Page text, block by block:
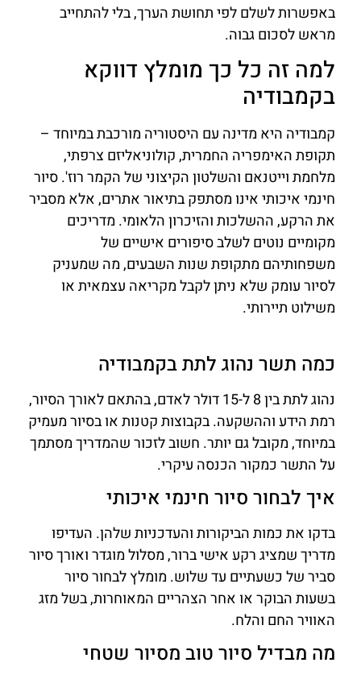
באפשרות לשלם לפי תחושת הערך, בלי להתחייב
מראש לסכום גבוה.
למה זה כל כך מומלץ דווקא
בקמבודיה
קמבודיה היא מדינה עם היסטוריה מורכבת במיוחד –
תקופת האימפריה החמרית, קולוניאליזם צרפתי,
מלחמת וייטנאם והשלטון הקיצוני של הקמר רוז'. סיור
חינמי איכותי אינו מסתפק בתיאור אתרים, אלא מסביר
את הרקע, ההשלכות והזיכרון הלאומי. מדריכים
מקומיים נוטים לשלב סיפורים אישיים של
משפחותיהם מתקופת שנות השבעים, מה שמעניק
לסיור עומק שלא ניתן לקבל מקריאה עצמאית או
משילוט תיירותי.
כמה תשר נהוג לתת בקמבודיה
נהוג לתת בין 8 ל-15 דולר לאדם, בהתאם לאורך הסיור,
רמת הידע וההשקעה. בקבוצות קטנות או בסיור מעמיק
במיוחד, מקובל גם יותר. חשוב לזכור שהמדריך מסתמך
על התשר כמקור הכנסה עיקרי.
איך לבחור סיור חינמי איכותי
בדקו את כמות הביקורות והעדכניות שלהן. העדיפו
מדריך שמציג רקע אישי ברור, מסלול מוגדר ואורך סיור
סביר של כשעתיים עד שלוש. מומלץ לבחור סיור
בשעות הבוקר או אחר הצהריים המאוחרות, בשל מזג
האוויר החם והלח.
מה מבדיל סיור טוב מסיור שטחי